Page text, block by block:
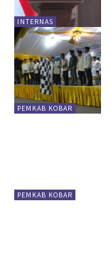
INTERNAS
PEMKAB KOBAR
PEMKAB KOBAR